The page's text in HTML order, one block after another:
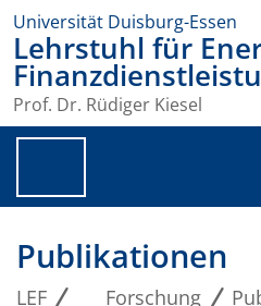
Universität Duisburg-Essen
Lehrstuhl für
Prof. Dr. Rüdiger Kiesel
Publikationen
LEF Forschung